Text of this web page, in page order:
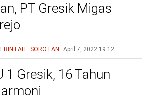
PT Gresik Migas
SOROTAN April 7, 2022 19:12
1 Gresik, 16 Tahun